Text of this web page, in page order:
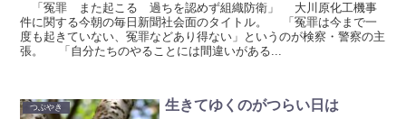
「冤罪 また起こる 過ちを認めず組織防衛」 大川原化工機事
件に関する今朝の毎日新聞社会面のタイトル。 「冤罪は今まで一
度も起きていない、冤罪などあり得ない」というのが検察・警察の主
張。 「自分たちのやることには間違いがある...
つぶやき 生きてゆくのがつらい日は